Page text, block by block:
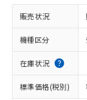
販売状況
機種区分
在庫状況
標準価格(税別)